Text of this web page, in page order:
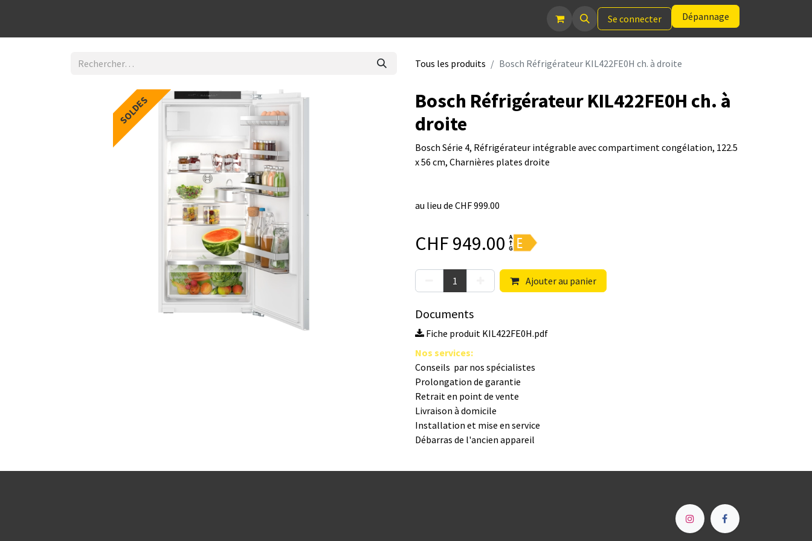
Se connecter Dépannage
Tous les produits Bosch Réfrigérateur KIL422FE0H ch. à droite
SOLDES
Bosch Réfrigérateur KIL422FE0H ch. à
droite
Bosch Série 4, Réfrigérateur intégrable avec compartiment congélation, 122.5
x 56 cm, Charnières plates droite
au lieu de CHF 999.00
CHF 949.00
Ajouter au panier
Documents
Fiche produit KIL422FE0H.pdf
Nos s​ervices:
Conseils par nos spé​cialistes
Prolongation de garantie
Retrait en point de vente
Livraison à domicile
Installation et mise en service
Débarras de l'ancien appareil